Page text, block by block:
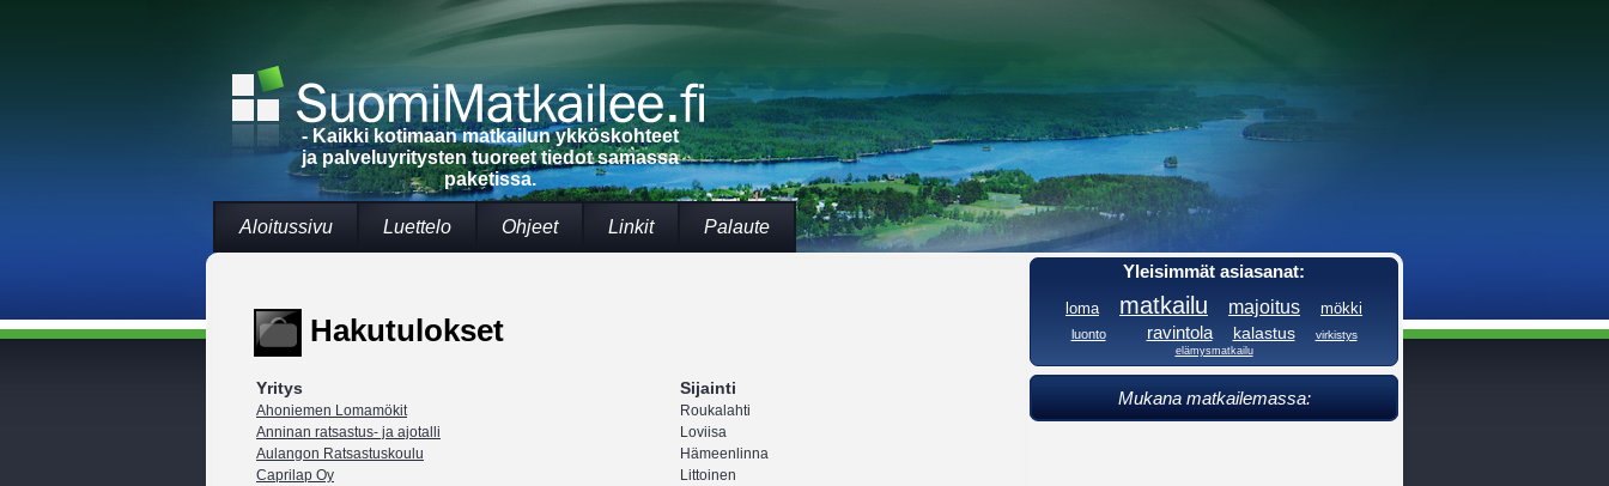
- Kaikki kotimaan matkailun ykköskohteet
ja palveluyritysten tuoreet tiedot samassa
paketissa.
Aloitussivu Luettelo Ohjeet Linkit Palaute
Hakutulokset
Yritys Sijainti
Ahoniemen Lomamökit
Roukalahti
Anninan ratsastus- ja ajotalli
Loviisa
Aulangon Ratsastuskoulu
Hämeenlinna
Caprilap Oy
Littoinen
Yleisimmät asiasanat:
loma matkailu majoitus mökki
luonto ravintola kalastus virkistys
elämysmatkailu
Mukana matkailemassa: